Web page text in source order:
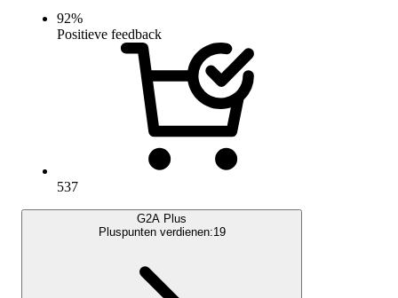
92%
Positieve feedback
537
G2A Plus
Pluspunten verdienen:19